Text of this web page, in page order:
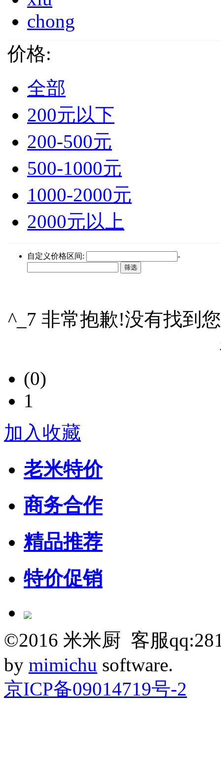
chong
价格:
全部
200元以下
200-500元
500-1000元
1000-2000元
2000元以上
自定义价格区间: -
^_7 非常抱歉!没有找到
(0)
1
加入收藏
老米特价
商务合作
精品推荐
特价促销
©2016 米米厨 客服
by mimichu software.
京ICP备09014719号-2